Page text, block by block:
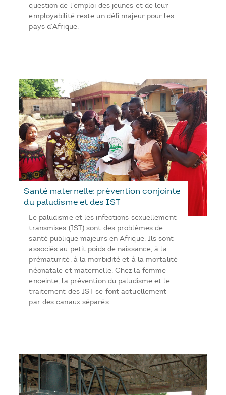
question de l’emploi des jeunes et de leur
employabilité reste un défi majeur pour les
pays d’Afrique.
Santé maternelle: prévention conjointe
du paludisme et des IST
Le paludisme et les infections sexuellement
transmises (IST) sont des problèmes de
santé publique majeurs en Afrique. Ils sont
associés au petit poids de naissance, à la
prématurité, à la morbidité et à la mortalité
néonatale et maternelle. Chez la femme
enceinte, la prévention du paludisme et le
traitement des IST se font actuellement
par des canaux séparés.